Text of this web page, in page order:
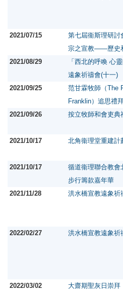
2021/07/15
第七屆衞斯理研討
宗之宣教——歷史
2021/08/29
「西北的呼喚 心
遠象祈禱會(十一)
2021/09/25
范甘霖牧師（The
Franklin）追思禮
2021/09/26 按立牧師和會吏典
2021/10/17 北角衞理堂重建計
2021/10/17
循道衞理聯合教會
步行籌款嘉年華
2021/11/28 洪水橋宣教遠象祈
2022/02/27
洪水橋宣教遠象祈
2022/03/02
大齋期聖灰日崇拜